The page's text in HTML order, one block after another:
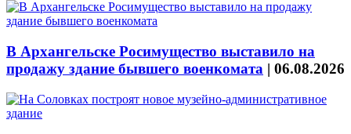
В Архангельске Росимущество выставило на
продажу здание бывшего военкомата | 06.08.2026